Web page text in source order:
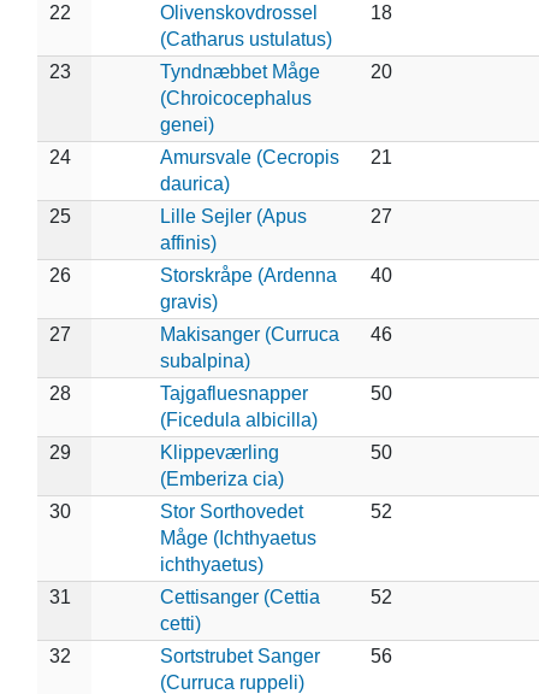
22
Olivenskovdrossel
(Catharus ustulatus)
18
23
Tyndnæbbet Måge
(Chroicocephalus
genei)
20
24
Amursvale (Cecropis
daurica)
21
25
Lille Sejler (Apus
affinis)
27
26
Storskråpe (Ardenna
gravis)
40
27
Makisanger (Curruca
subalpina)
46
28
Tajgafluesnapper
(Ficedula albicilla)
50
29
Klippeværling
(Emberiza cia)
50
30
Stor Sorthovedet
Måge (Ichthyaetus
ichthyaetus)
52
31
Cettisanger (Cettia
cetti)
52
32
Sortstrubet Sanger
(Curruca ruppeli)
56